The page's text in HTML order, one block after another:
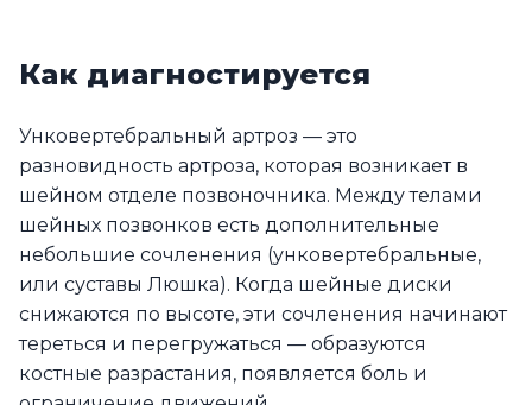
Как диагностируется
Унковертебральный артроз — это
разновидность артроза, которая возникает в
шейном отделе позвоночника. Между телами
шейных позвонков есть дополнительные
небольшие сочленения (унковертебральные,
или суставы Люшка). Когда шейные диски
снижаются по высоте, эти сочленения начинают
тереться и перегружаться — образуются
костные разрастания, появляется боль и